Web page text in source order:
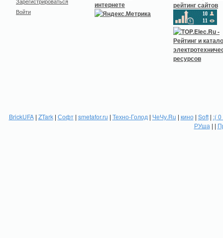
Войти
BrickUFA| ZTark| Софт| smetafor.ru | Техно-Голод | ЧеЧу.Ru | кино| Soft| :(
РУша | |